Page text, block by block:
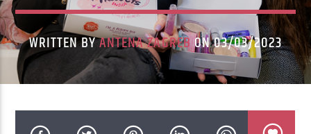
WRITTEN BYANTENA ZAGREBON 03/03/2023